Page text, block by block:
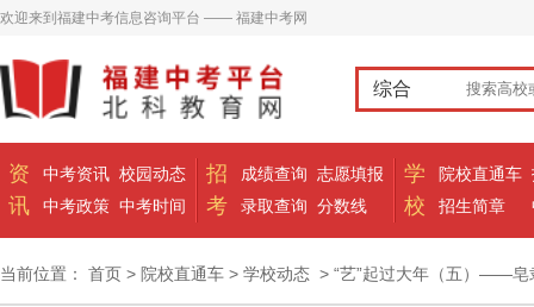
欢迎来到福建中考信息咨询平台 —— 福建中考网
综合
资
讯
中考资讯
中考政策
校园动态
中考时间
招
考
成绩查询
录取查询
志愿填报
分数线
学
校
院校直通车
招生简章
当前位置： 首页 > 院校直通车 > 学校动态 > “艺”起过大年（五）——皂